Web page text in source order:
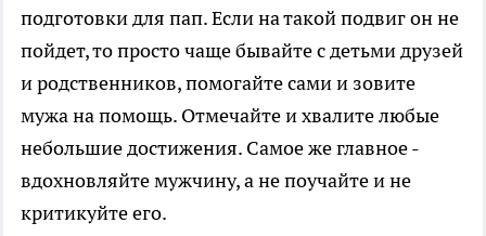
подготовки для пап. Если на такой подвиг он не
пойдет, то просто чаще бывайте с детьми друзей
и родственников, помогайте сами и зовите
мужа на помощь. Отмечайте и хвалите любые
небольшие достижения. Самое же главное -
вдохновляйте мужчину, а не поучайте и не
критикуйте его.